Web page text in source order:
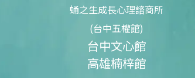
蛹之生成長心理諮商所
(台中五權館)
台中文心館
高雄楠梓館